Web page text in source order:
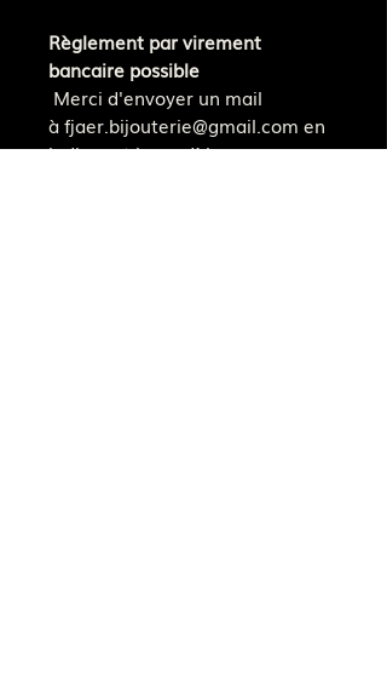
Règlement par virement
bancaire possible
Merci d'envoyer un mail
à fjaer.bijouterie@gmail.com en
indiquant le modèle